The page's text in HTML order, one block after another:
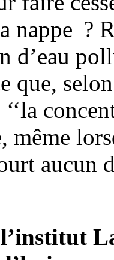
nappe ?
d’eau
que,
même
aucun